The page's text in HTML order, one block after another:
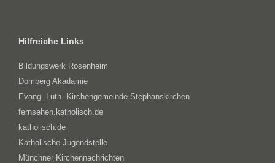
Hilfreiche Links
Bildungswerk Rosenheim
Domberg Akadamie
Evang.-Luth. Kirchengemeinde Stephanskirchen
fernsehen.katholisch.de
katholisch.de
Katholische Jugendstelle
Münchner Kirchennachrichten